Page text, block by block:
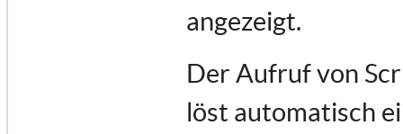
angezeigt.
Der Aufruf von
löst automatisch